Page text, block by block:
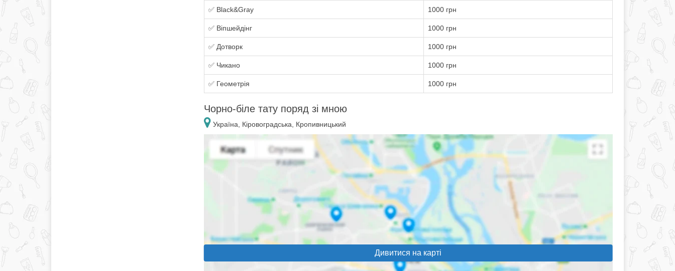
✅ Black&Gray 1000 грн
✅ Віпшейдінг 1000 грн
✅ Дотворк 1000 грн
✅ Чикано 1000 грн
✅ Геометрія 1000 грн
Чорно-біле тату поряд зі мною
Україна, Кіровоградська, Кропивницький
Дивитися на карті